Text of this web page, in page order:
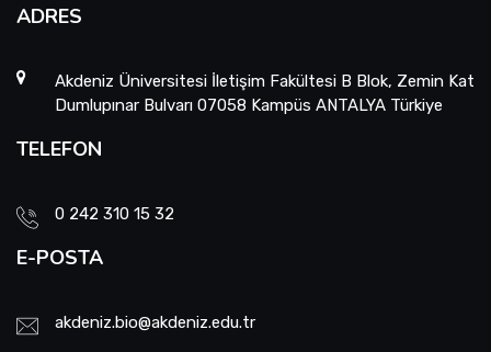
ADRES
Akdeniz Üniversitesi İletişim Fakültesi B Blok, Zemin Kat
Dumlupınar Bulvarı 07058 Kampüs ANTALYA Türkiye
TELEFON
0 242 310 15 32
E-POSTA
akdeniz.bio@akdeniz.edu.tr